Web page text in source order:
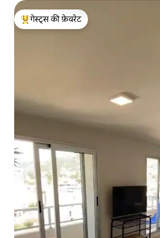
गेस्ट्स का टॉप फ़ेवरेट
गेस्ट्स की फ़ेवरेट